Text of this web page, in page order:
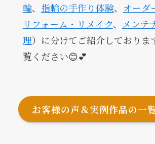
輪、 指輪の手作り体験、 オーダ
リフォーム・リメイク、
メンテ
理）に分けてご紹介しており
覧ください😊💕
お客様の声＆実例作品の一